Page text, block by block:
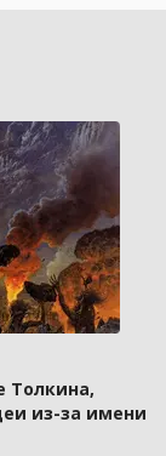
Толкина,
из-за имени